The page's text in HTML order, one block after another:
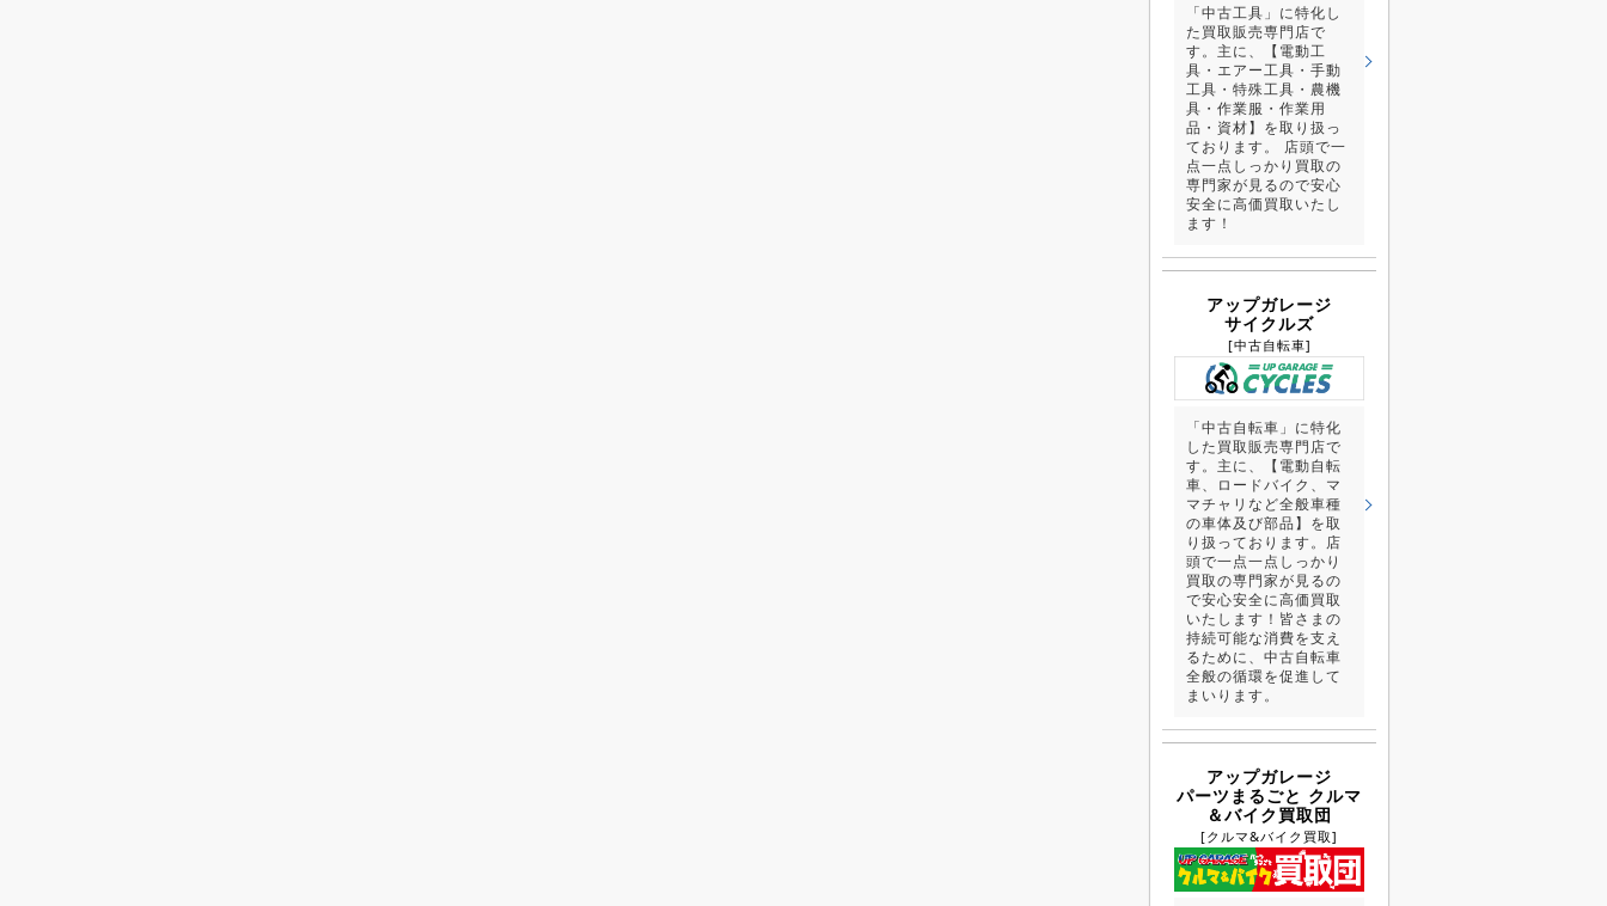
「中古工具」に特化し
た買取販売専門店で
す。主に、【電動工
具・エアー工具・手動
工具・特殊工具・農機
具・作業服・作業用
品・資材】を取り扱っ
ております。 店頭で一
点一点しっかり買取の
専門家が見るので安心
安全に高価買取いたし
ます！
アップガレージ
サイクルズ
[中古自転車]
「中古自転車」に特化
した買取販売専門店で
す。主に、【電動自転
車、ロードバイク、マ
マチャリなど全般車種
の車体及び部品】を取
り扱っております。店
頭で一点一点しっかり
買取の専門家が見るの
で安心安全に高価買取
いたします！皆さまの
持続可能な消費を支え
るために、中古自転車
全般の循環を促進して
まいります。
アップガレージ
パーツまるごと クルマ
＆バイク買取団
[クルマ&バイク買取]